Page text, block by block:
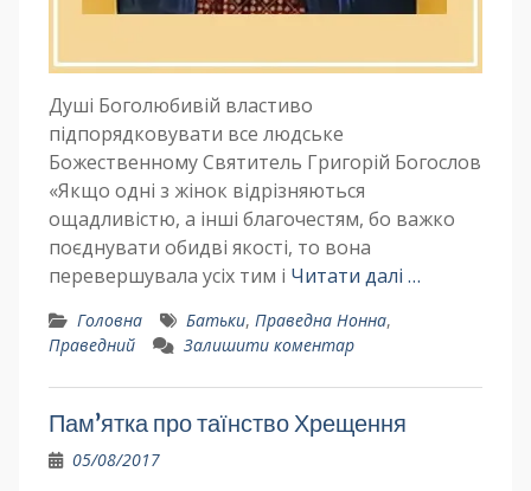
Душі Боголюбивій властиво
підпорядковувати все людське
Божественному Святитель Григорій Богослов
«Якщо одні з жінок відрізняються
ощадливістю, а інші благочестям, бо важко
поєднувати обидві якості, то вона
перевершувала усіх тим і Читати далі …
Головна Батьки, Праведна Нонна,
Праведний
Залишити коментар
Пам’ятка про таїнство Хрещення
05/08/2017